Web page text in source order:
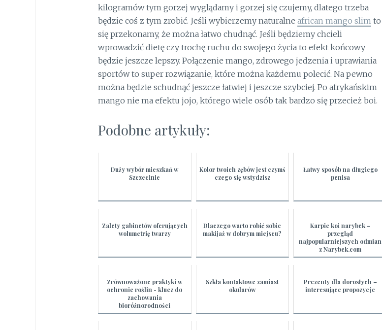
kilogramów tym gorzej wyglądamy i gorzej się czujemy, dlatego trzeba
będzie coś z tym zrobić. Jeśli wybierzemy naturalne african mango slimto
się przekonamy, że można łatwo chudnąć. Jeśli będziemy chcieli
wprowadzić dietę czy trochę ruchu do swojego życia to efekt końcowy
będzie jeszcze lepszy. Połączenie mango, zdrowego jedzenia i uprawiania
sportów to super rozwiązanie, które można każdemu polecić. Na pewno
można będzie schudnąć jeszcze łatwiej i jeszcze szybciej. Po afrykańskim
mango nie ma efektu jojo, którego wiele osób tak bardzo się przecież boi.
Podobne artykuły:
Duży wybór mieszkań w
Szczecinie
Kolor twoich zębów jest czymś
czego się wstydzisz
Łatwy sposób na długiego
penisa
Zalety gabinetów oferujących
wolumetrię twarzy
Dlaczego warto robić sobie
makijaż w dobrym miejscu?
Karpie koi narybek –
przegląd
najpopularniejszych odmian
z Narybek.com
Zrównoważone praktyki w
ochronie roślin - klucz do
zachowania
bioróżnorodności
Szkła kontaktowe zamiast
okularów
Prezenty dla dorosłych –
interesujące propozycje